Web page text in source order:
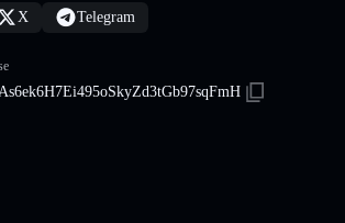
X Telegram